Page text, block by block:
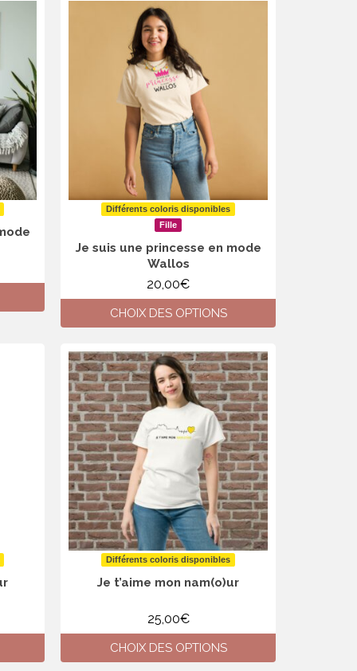
plusieurs
variations.
Les
options
peuvent
être
choisies
sur
la
page
du
produit
Différents coloris disponibles
Fille
Je suis une princesse en mode
Wallos
20,00€
CHOIX DES OPTIONS
produit
a
plusieurs
variations.
Les
options
peuvent
choisies
la
page
du
produit
Différents coloris disponibles
Je t’aime mon nam(o)ur
25,00€
CHOIX DES OPTIONS